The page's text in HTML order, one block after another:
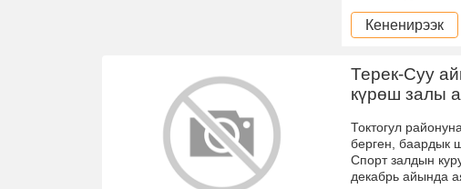
Кененирээк
Терек-Суу
күрөш залы
Токтогул
берген, баардык
Спорт залдын
декабрь айында